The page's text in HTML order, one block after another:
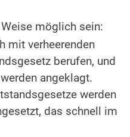
möglich sein:
mit verheerenden
berufen, und
angeklagt.
werden
das schnell im